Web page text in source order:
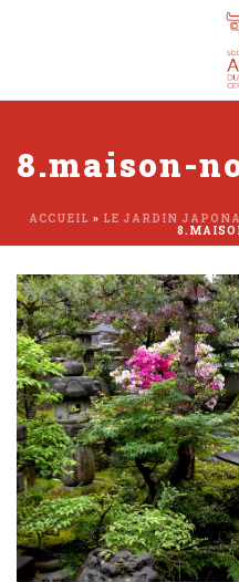
8.maison-
ACCUEIL » LE JARDIN